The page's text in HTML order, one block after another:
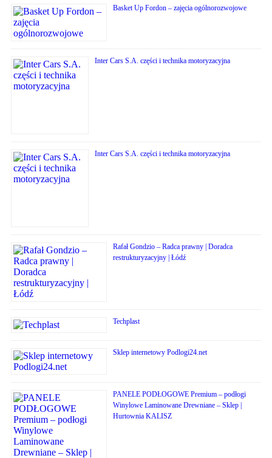
Basket Up Fordon – zajęcia ogólnorozwojowe
Inter Cars S.A. części i technika motoryzacyjna
Inter Cars S.A. części i technika motoryzacyjna
Rafał Gondzio – Radca prawny | Doradca
restrukturyzacyjny | Łódź
Techplast
Sklep internetowy Podlogi24.net
PANELE PODŁOGOWE Premium – podłogi
Winylowe Laminowane Drewniane – Sklep |
Hurtownia KALISZ